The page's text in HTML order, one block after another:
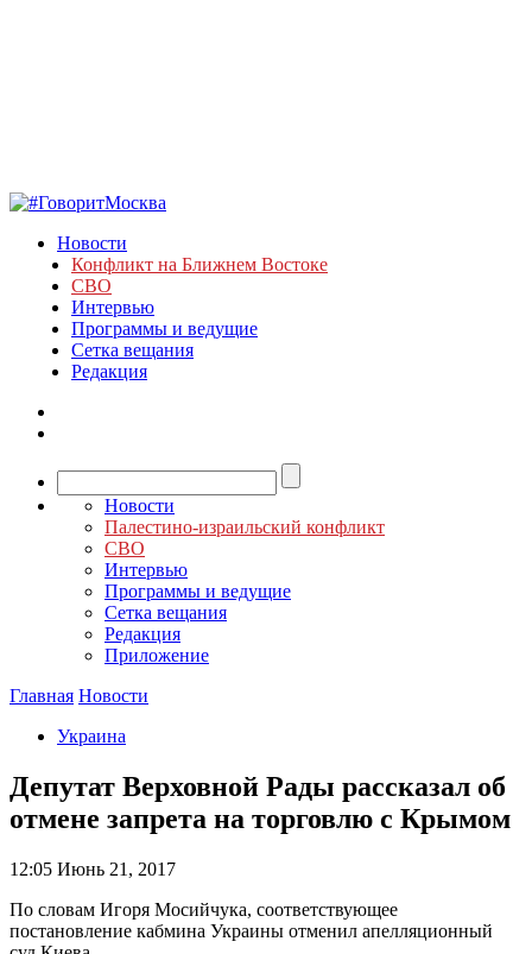
Новости
Конфликт на Ближнем Востоке
СВО
Интервью
Программы и ведущие
Сетка вещания
Редакция
Новости
Палестино-израильский конфликт
СВО
Интервью
Программы и ведущие
Сетка вещания
Редакция
Приложение
Главная Новости
Украина
Депутат Верховной Рады рассказал об
отмене запрета на торговлю с Крымом
12:05 Июнь 21, 2017
По словам Игоря Мосийчука, соответствующее
постановление кабмина Украины отменил апелляционный